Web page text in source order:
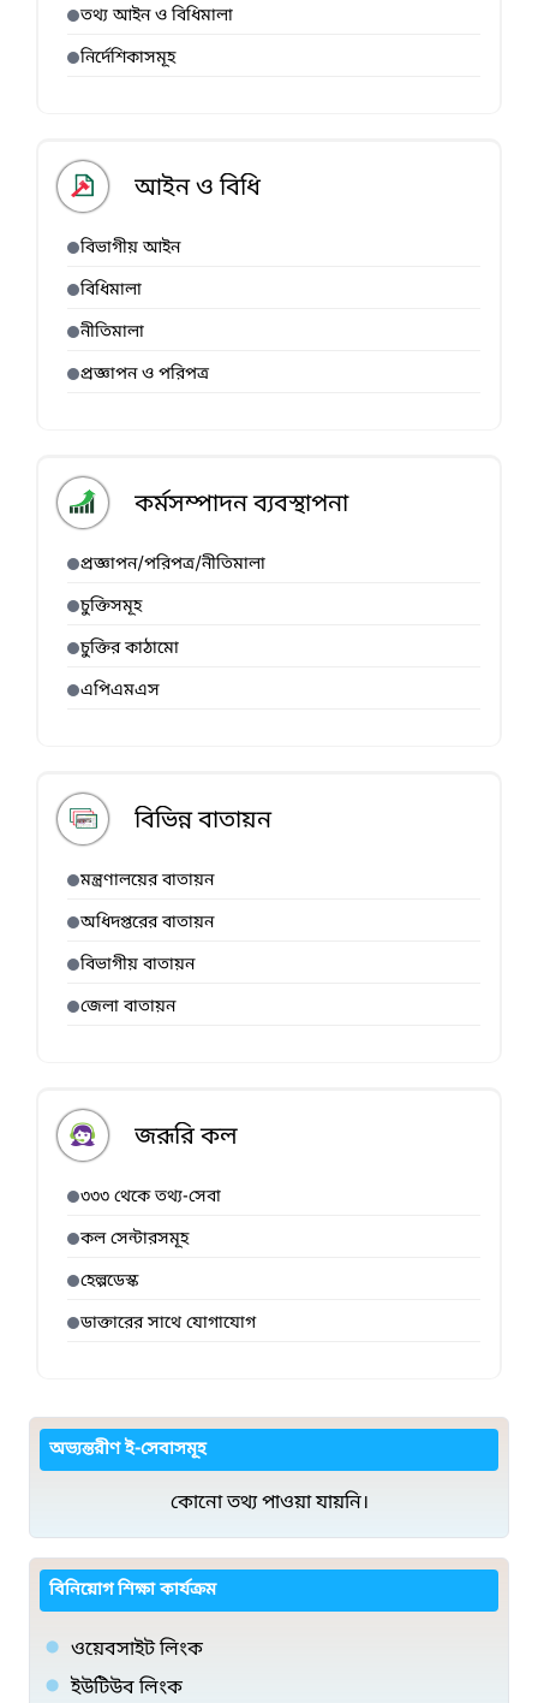
তথ্য আইন ও বিধিমালা
নির্দেশিকাসমূহ
আইন ও বিধি
বিভাগীয় আইন
বিধিমালা
নীতিমালা
প্রজ্ঞাপন ও পরিপত্র
কর্মসম্পাদন ব্যবস্থাপনা
প্রজ্ঞাপন/পরিপত্র/নীতিমালা
চুক্তিসমূহ
চুক্তির কাঠামো
এপিএমএস
বিভিন্ন বাতায়ন
মন্ত্রণালয়ের বাতায়ন
অধিদপ্তরের বাতায়ন
বিভাগীয় বাতায়ন
জেলা বাতায়ন
জরূরি কল
৩৩৩ থেকে তথ্য-সেবা
কল সেন্টারসমূহ
হেল্পডেস্ক
ডাক্তারের সাথে যোগাযোগ
অভ্যন্তরীণ ই-সেবাসমূহ
কোনো তথ্য পাওয়া যায়নি।
বিনিয়োগ শিক্ষা কার্যক্রম
ওয়েবসাইট লিংক
ইউটিউব লিংক